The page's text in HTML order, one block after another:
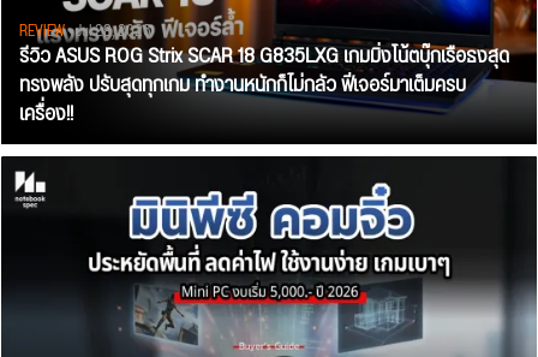
REVIEW• Jul 28, 2026
รีวิว ASUS ROG Strix SCAR 18 G835LXG เกมมิ่งโน้ตบุ๊กเรือธงสุด
ทรงพลัง ปรับสุดทุกเกม ทำงานหนักก็ไม่กลัว ฟีเจอร์มาเต็มครบ
เครื่อง!!